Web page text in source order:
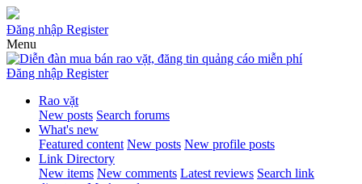
Đăng nhập Register
Menu
Đăng nhập Register
Rao vặt
New posts Search forums
What's new
Featured content New posts New profile posts
Link Directory
New items New comments Latest reviews Search link